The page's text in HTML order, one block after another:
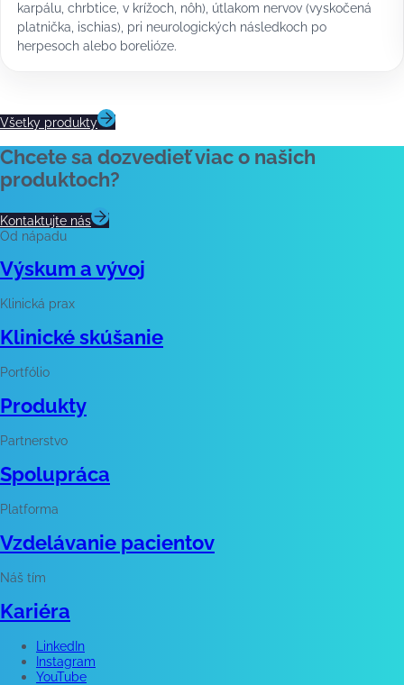
karpálu, chrbtice, v krížoch, nôh), útlakom nervov (vyskočená
platnička, ischias), pri neurologických následkoch po
herpesoch alebo borelióze.
Všetky produkty
Chcete sa dozvedieť viac o našich
produktoch?
Kontaktujte nás
Od nápadu
Výskum a vývoj
Klinická prax
Klinické skúšanie
Portfólio
Produkty
Partnerstvo
Spolupráca
Platforma
Vzdelávanie pacientov
Náš tím
Kariéra
LinkedIn
Instagram
YouTube